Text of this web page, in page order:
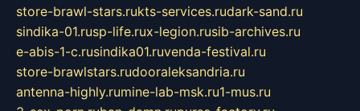
store-brawl-stars.rukts-services.rudark-sand.ru
sindika-01.rusp-life.rux-legion.rusib-archives.ru
e-abis-1-c.rusindika01.ruvenda-festival.ru
store-brawlstars.rudooraleksandria.ru
antenna-highly.rumine-lab-msk.ru1-mus.ru